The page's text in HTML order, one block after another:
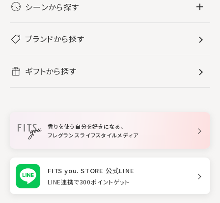
レディース香水
メンズ香水
ボディミスト・スプレー
バス・ボディケア
すべてのバス・ボディケア
ボディ・ハンドクリーム
入浴剤
ホームフレグランス
ルームフレグランス
スタイリング
シーンから探す
リフレッシュしたい
ブランドから探す
ギフトから探す
香りを使う自分を好きになる、
フレグランスライフスタイルメディア
FITS you. STORE 公式LINE
LINE連携で300ポイントゲット